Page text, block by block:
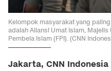
Kelompok masyarakat yang
adalah Aliansi Umat Islam,
Pembela Islam (FPI). (CNN
Jakarta, CNN Indonesia